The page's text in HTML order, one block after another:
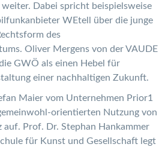
Dabei spricht beispielsweise
WEtell über die junge
des
Oliver Mergens von der VAUDE
GWÖ als einen Hebel für
einer nachhaltigen Zukunft.
Maier vom Unternehmen Prior1
orientierten Nutzung von
auf. Prof. Dr. Stephan Hankammer
für Kunst und Gesellschaft legt